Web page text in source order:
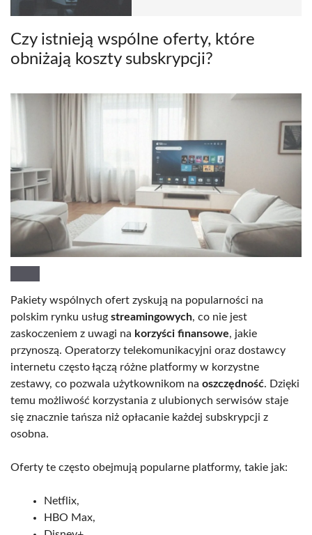
Czy istnieją wspólne oferty, które
obniżają koszty subskrypcji?
Pakiety wspólnych ofert zyskują na popularności na
polskim rynku usług streamingowych, co nie jest
zaskoczeniem z uwagi na korzyści finansowe, jakie
przynoszą. Operatorzy telekomunikacyjni oraz dostawcy
internetu często łączą różne platformy w korzystne
zestawy, co pozwala użytkownikom na oszczędność. Dzięki
temu możliwość korzystania z ulubionych serwisów staje
się znacznie tańsza niż opłacanie każdej subskrypcji z
osobna.
Oferty te często obejmują popularne platformy, takie jak:
Netflix,
HBO Max,